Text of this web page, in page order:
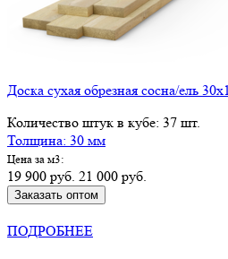
Доска сухая обрезная сосна/ель
Количество штук в кубе: 37 шт.
Толщина: 30 мм
Цена за м3:
19 900 руб. 21 000 руб.
Заказать оптом
ПОДРОБНЕЕ